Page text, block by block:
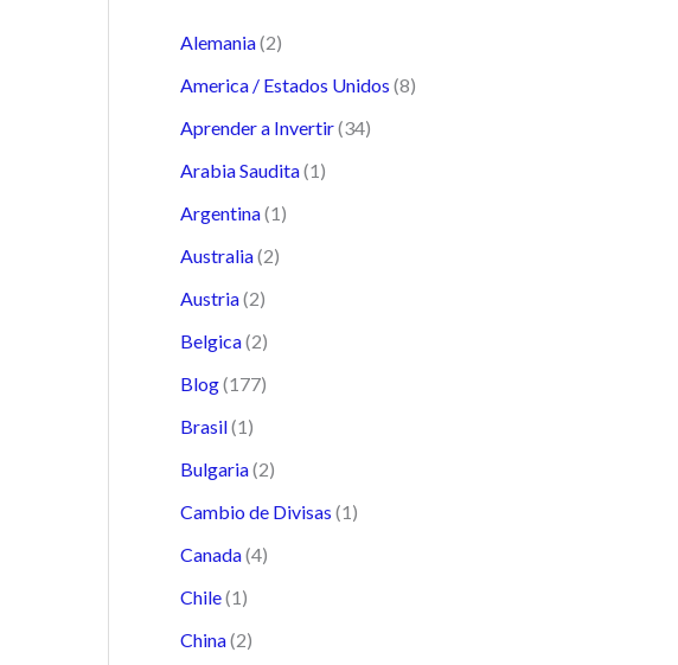
Alemania(2)
America / Estados Unidos (8)
Aprender a Invertir(34)
Arabia Saudita(1)
Argentina(1)
Australia(2)
Austria(2)
Belgica(2)
Blog(177)
Brasil(1)
Bulgaria(2)
Cambio de Divisas (1)
Canada(4)
Chile(1)
China(2)